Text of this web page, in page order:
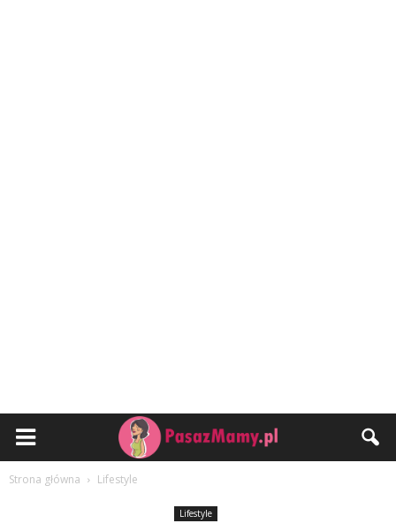
Strona główna Lifestyle
Lifestyle